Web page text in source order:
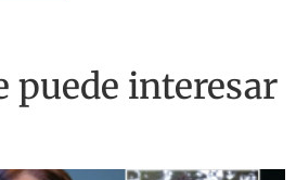
puede interesar